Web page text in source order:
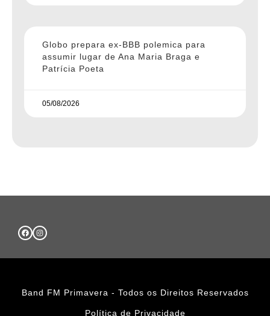
Globo prepara ex-BBB polemica para
assumir lugar de Ana Maria Braga e
Patrícia Poeta
05/08/2026
Band FM Primavera - Todos os Direitos Reservados
Política de Privacidade